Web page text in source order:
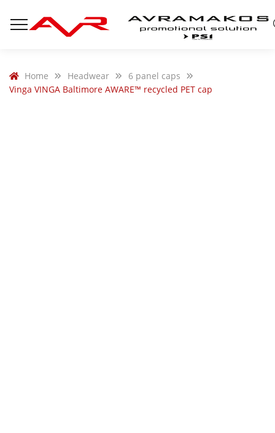
Home Headwear
6 panel caps
Vinga VINGA Baltimore AWARE™ recycled PET cap